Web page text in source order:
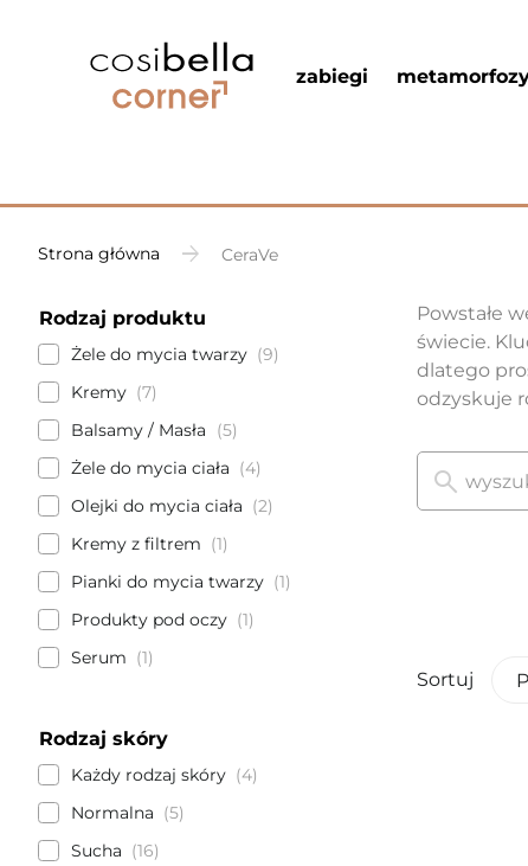
zabiegi
Strona główna CeraVe
Rodzaj produktu
Żele do mycia twarzy
9
Kremy
7
Balsamy / Masła
5
Żele do mycia ciała
4
Olejki do mycia ciała
2
Kremy z filtrem
1
Pianki do mycia twarzy
1
Produkty pod oczy
1
Serum
1
Rodzaj skóry
Każdy rodzaj skóry
4
Normalna
5
Sucha
16
Powstałe
świecie.
dlatego
odzyskuje
Sortuj